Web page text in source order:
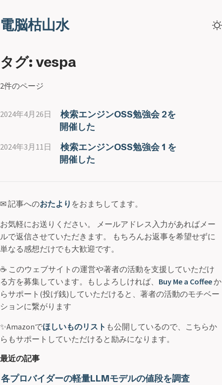
電脳枯山水
タグ: vespa
2件のページ
2024年4月26日
検索エンジンOSS勉強会 2を
開催した
2024年3月11日
検索エンジンOSS勉強会 1 を
開催した
✉ 記事へのおたより をおまちしてます。
お気軽にお送りください。 メールアドレス入力があればメー
ルで返信させていただきます。 もちろんお返事を希望せずに
単なる感想だけでも大歓迎です。
☕ このウェブサイトの運営や著者の活動を支援していただけ
る方を募集しています。もしよろしければ、 Buy Me a Coffeeか
らサポート(投げ銭)していただけると、著者の活動のモチベー
ションに繋がります
✨Amazonでほしいものリスト も公開しているので、こちらか
らもサポートしていただけると励みになります。
最近の記事
各プロバイダーの軽量LLMモデルの値段を調査